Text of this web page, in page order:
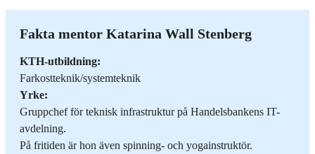
Fakta mentor Katarina Wall Stenberg
KTH-utbildning:
Farkostteknik/systemteknik
Yrke:
Gruppchef för teknisk infrastruktur på Handelsbankens IT-
avdelning.
På fritiden är hon även spinning- och yogainstruktör.